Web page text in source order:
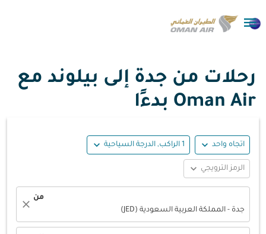

رحلات من جدة إلى بيلوند مع
Oman Air بدءًا
اتجاه واحد expand_more 1 الراكب, الدرجة السياحية expand_more
الرمز الترويجي expand_more
من
جدة - المملكة العربية السعودية (JED)
close